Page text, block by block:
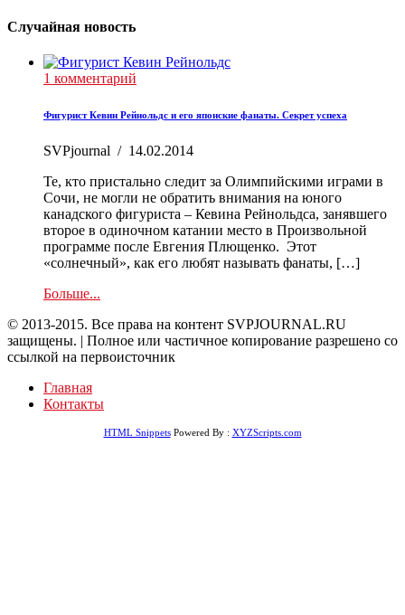
Случайная новость
1 комментарий
Фигурист Кевин Рейнольдс и его японские фанаты. Секрет успеха
SVPjournal / 14.02.2014
Те, кто пристально следит за Олимпийскими играми в
Сочи, не могли не обратить внимания на юного
канадского фигуриста – Кевина Рейнольдса, занявшего
второе в одиночном катании место в Произвольной
программе после Евгения Плющенко. Этот
«солнечный», как его любят называть фанаты, […]
Больше...
© 2013-2015. Все права на контент SVPJOURNAL.RU
защищены. | Полное или частичное копирование разрешено со
ссылкой на первоисточник
Главная
Контакты
HTML SnippetsPowered By : XYZScripts.com